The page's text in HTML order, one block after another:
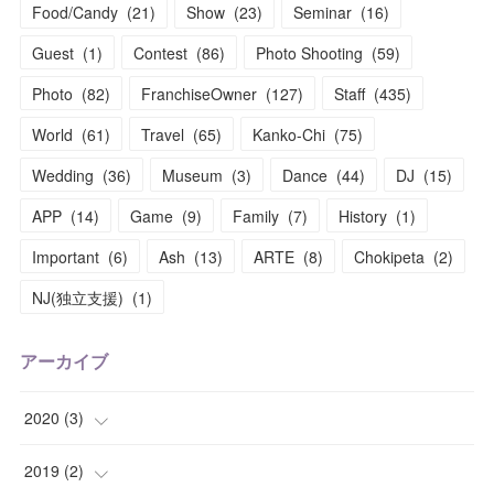
Food/Candy (21) Show (23) Seminar (16)
Guest (1) Contest (86) Photo Shooting (59)
Photo (82) FranchiseOwner (127) Staff (435)
World (61) Travel (65) Kanko-Chi (75)
Wedding (36) Museum (3) Dance (44) DJ (15)
APP (14) Game (9) Family (7) History (1)
Important (6) Ash (13) ARTE (8) Chokipeta (2)
NJ(独立支援) (1)
アーカイブ
2020 (3)
(1
2019 (2)